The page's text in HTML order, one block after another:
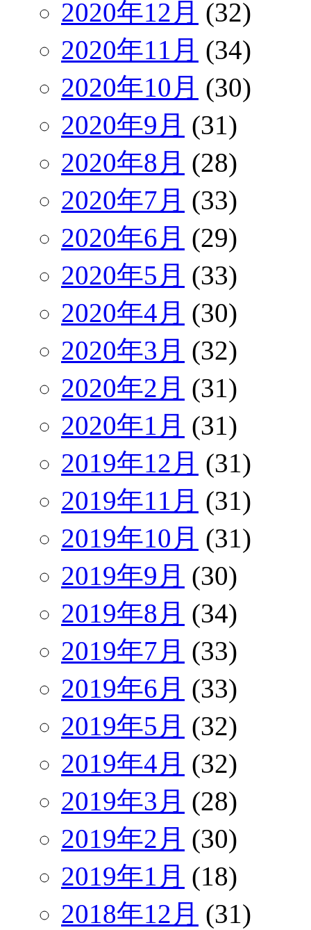
2020年12月 (32)
2020年11月 (34)
2020年10月 (30)
2020年9月 (31)
2020年8月 (28)
2020年7月 (33)
2020年6月 (29)
2020年5月 (33)
2020年4月 (30)
2020年3月 (32)
2020年2月 (31)
2020年1月 (31)
2019年12月 (31)
2019年11月 (31)
2019年10月 (31)
2019年9月 (30)
2019年8月 (34)
2019年7月 (33)
2019年6月 (33)
2019年5月 (32)
2019年4月 (32)
2019年3月 (28)
2019年2月 (30)
2019年1月 (18)
2018年12月 (31)